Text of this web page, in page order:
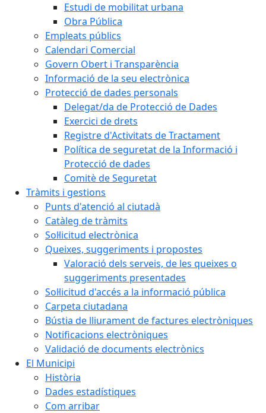
Estudi de mobilitat urbana
Obra Pública
Empleats públics
Calendari Comercial
Govern Obert i Transparència
Informació de la seu electrònica
Protecció de dades personals
Delegat/da de Protecció de Dades
Exercici de drets
Registre d'Activitats de Tractament
Política de seguretat de la Informació i
Protecció de dades
Comitè de Seguretat
Tràmits i gestions
Punts d'atenció al ciutadà
Catàleg de tràmits
Sol·licitud electrònica
Queixes, suggeriments i propostes
Valoració dels serveis, de les queixes o
suggeriments presentades
Sol·licitud d'accés a la informació pública
Carpeta ciutadana
Bústia de lliurament de factures electròniques
Notificacions electròniques
Validació de documents electrònics
El Municipi
Història
Dades estadístiques
Com arribar